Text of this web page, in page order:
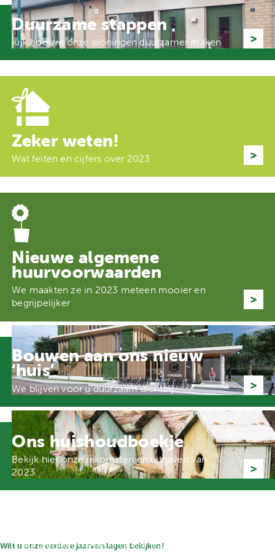
Duurzame stappen
Kijk hoe we onze woningen duurzamer maken
Zeker weten!
Wat feiten en cijfers over 2023
Nieuwe algemene
huurvoorwaarden
We maakten ze in 2023 meteen mooier en
begrijpelijker
Bouwen aan ons nieuw
‘huis’
We blijven voor u duurzaam dichtbij
Ons huishoudboekje
Bekijk hier onze inkomsten en uitgaven van
2023
Wilt u onze eerdere jaarverslagen bekijken?
We gebruiken cookies om ervoor te zorgen dat onze site zo